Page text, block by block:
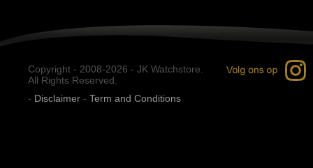
Copyright - 2008-2026 - JK Watchstore.
All Rights Reserved.
- Disclaimer - Term and Conditions